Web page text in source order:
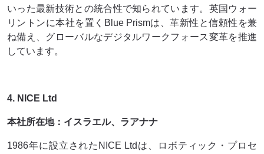
いった最新技術との統合性で知られています。英国ウォー
リントンに本社を置くBlue Prismは、革新性と信頼性を兼
ね備え、グローバルなデジタルワークフォース変革を推進
しています。
4. NICE Ltd
本社所在地：イスラエル、ラアナナ
1986年に設立されたNICE Ltdは、ロボティック・プロセ